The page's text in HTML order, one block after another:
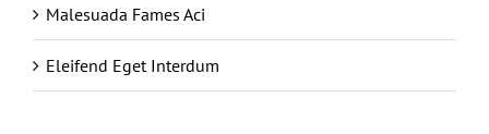
Malesuada Fames Aci
Eleifend Eget Interdum